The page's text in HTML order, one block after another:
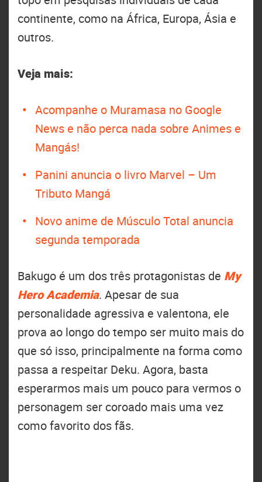
continente, como na África, Europa, Ásia e
outros.
Veja mais:
Acompanhe o Muramasa no Google
News e não perca nada sobre Animes e
Mangás!
Panini anuncia o livro Marvel – Um
Tributo Mangá
Novo anime de Músculo Total anuncia
segunda temporada
Bakugo é um dos três protagonistas de My
Hero Academia. Apesar de sua
personalidade agressiva e valentona, ele
prova ao longo do tempo ser muito mais do
que só isso, principalmente na forma como
passa a respeitar Deku. Agora, basta
esperarmos mais um pouco para vermos o
personagem ser coroado mais uma vez
como favorito dos fãs.